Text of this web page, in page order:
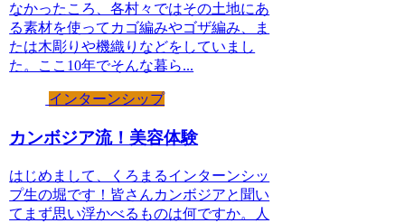
なかったころ、各村々ではその土地にあ
る素材を使ってカゴ編みやゴザ編み、ま
たは木彫りや機織りなどをしていまし
た。ここ10年でそんな暮ら...
インターンシップ
カンボジア流！美容体験
はじめまして、くろまるインターンシッ
プ生の堀です！皆さんカンボジアと聞い
てまず思い浮かべるものは何ですか。人